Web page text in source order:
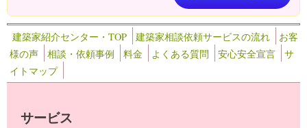
建築家紹介センター・TOP 建築家相談依頼サービスの流れ
お客
様の声
相談・依頼事例 料金 よくある質問 安心安全宣言
サ
イトマップ
サービス